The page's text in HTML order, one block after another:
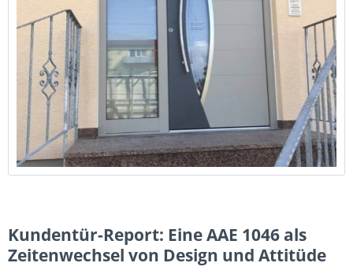
Kundentür-Report: Eine AAE 1046 als
Zeitenwechsel von Design und Attitüde